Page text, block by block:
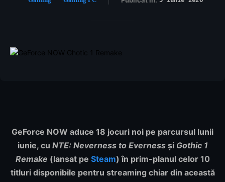
GeForce NOW aduce 18 jocuri noi pe parcursul lunii
iunie, cu NTE: Neverness to Evernessși Gothic 1
Remake (lansat pe Steam) în prim-planul celor 10
titluri disponibile pentru streaming chiar din această